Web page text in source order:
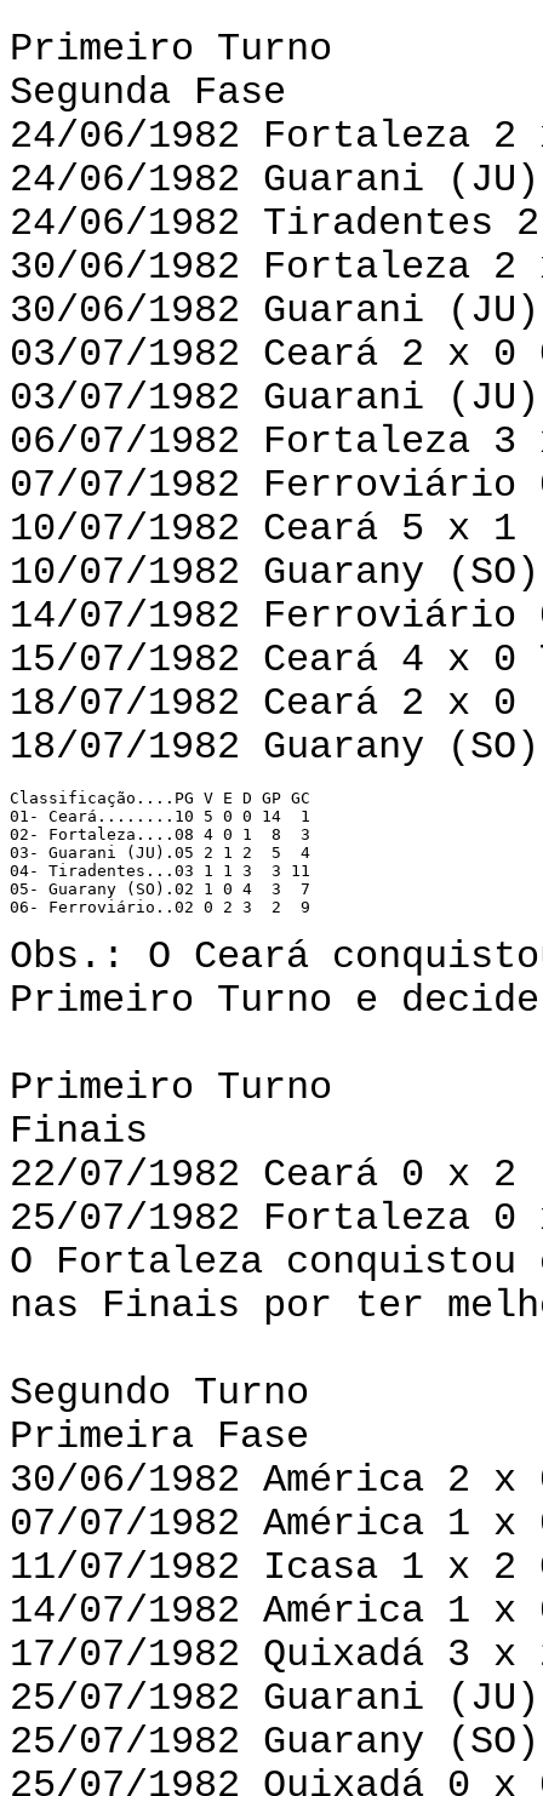
Primeiro Turno
Segunda Fase
24/06/1982 Fortaleza
24/06/1982 Guarani
24/06/1982 Tiradentes
30/06/1982 Fortaleza
30/06/1982 Guarani
03/07/1982 Ceará 2 x 0
03/07/1982 Guarani
06/07/1982 Fortaleza
07/07/1982
10/07/1982 Ceará 5 x
10/07/1982 Guarany
14/07/1982 Ferroviário
15/07/1982 Ceará 4 x 0
18/07/1982 Ceará 2 x 0
18/07/1982 Guarany
Classificação....PG V E D GP GC
01- Ceará........10 5 0 0 14  1
02- Fortaleza....08 4 0 1  8  3
03- Guarani (JU).05 2 1 2  5  4
04- Tiradentes...03 1 1 3  3 11
05- Guarany (SO).02 1 0 4  3  7
06- Ferroviário..02 0 2 3  2  9
Obs.: O Ceará
Primeiro Turno e
Primeiro Turno
Finais
22/07/1982 Ceará 0 x 2
25/07/1982 Fortaleza 0
O Fortaleza conquistou
nas Finais por ter
Segundo Turno
Primeira Fase
30/06/1982 América 2 x
07/07/1982 América 1 x
11/07/1982 Icasa 1 x 2
14/07/1982 América 1
17/07/1982 Quixadá 3 x
25/07/1982 Guarani
25/07/1982 Guarany
25/07/1982 Quixadá 0